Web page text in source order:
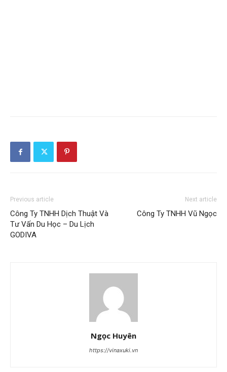
Previous article
Công Ty TNHH Dịch Thuật Và
Tư Vấn Du Học – Du Lịch
GODIVA
Next article
Công Ty TNHH Vũ Ngọc
Ngọc Huyên
https://vinaxuki.vn